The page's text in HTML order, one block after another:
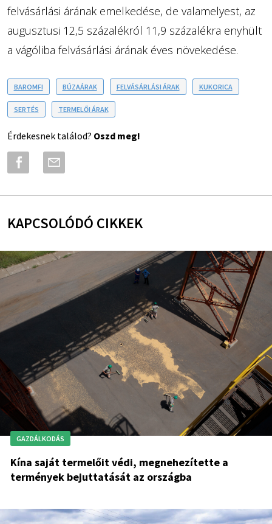
felvásárlási árának emelkedése, de valamelyest, az
augusztusi 12,5 százalékról 11,9 százalékra enyhült
a vágóliba felvásárlási árának éves növekedése.
BAROMFI BÚZAÁRAK FELVÁSÁRLÁSI ÁRAK KUKORICA
SERTÉS TERMELŐI ÁRAK
Érdekesnek találod? Oszd meg!
KAPCSOLÓDÓ CIKKEK
GAZDÁLKODÁS
Kína saját termelőit védi, megnehezítette a
termények bejuttatását az országba